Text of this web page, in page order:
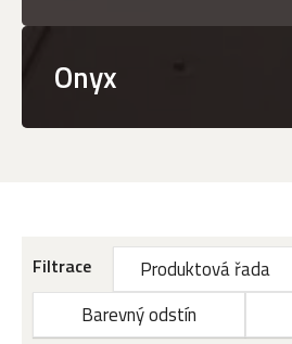
Onyx
Filtrace Produktová řada
Barevný odstín